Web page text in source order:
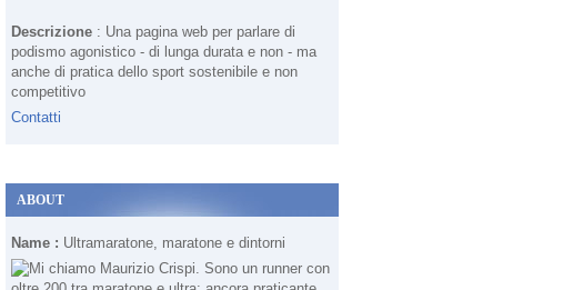
Descrizione : Una pagina web per parlare di
podismo agonistico - di lunga durata e non - ma
anche di pratica dello sport sostenibile e non
competitivo
Contatti
ABOUT
Name : Ultramaratone, maratone e dintorni